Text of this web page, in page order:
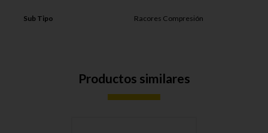
Sub Tipo Racores Compresión
Productos similares